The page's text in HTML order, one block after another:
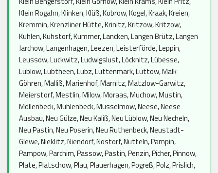
Klein Rogahn, Klinken, Klüß, Kobrow, Kogel, Kraak, Kreien,
Kremmin, Krenzliner Hütte, Krinitz, Kritzow, Kritzow,
Kuhlen, Kuhstorf, Kummer, Lancken, Langen Brütz, Langen
Jarchow, Langenhagen, Leezen, Leisterförde, Leppin,
Leussow, Luckwitz, Ludwigslust, Löcknitz, Lübesse,
Lüblow, Lübtheen, Lübz, Lüttenmark, Lüttow, Malk
Göhren, Malliß, Marienhof, Marnitz, Matzlow-Garwitz,
Meierstorf, Mestlin, Milow, Moraas, Muchow, Mustin,
Möllenbeck, Mühlenbeck, Müsselmow, Neese, Neese
Ausbau, Neu Gülze, Neu Kaliß, Neu Lüblow, Neu Necheln,
Neu Pastin, Neu Poserin, Neu Ruthenbeck, Neustadt-
Glewe, Nieklitz, Niendorf, Nostorf, Nutteln, Pampin,
Pampow, Parchim, Passow, Pastin, Penzin, Picher, Pinnow,
Plate, Platschow, Plau, Plauerhagen, Pogreß, Polz, Prislich,